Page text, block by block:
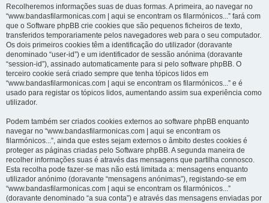
Recolheremos informações suas de duas formas. A primeira, ao navegar no
“www.bandasfilarmonicas.com | aqui se encontram os filarmónicos...” fará com
que o Software phpBB crie cookies que são pequenos ficheiros de texto,
transferidos temporariamente pelos navegadores web para o seu computador.
Os dois primeiros cookies têm a identificação do utilizador (doravante
denominado “user-id”) e um identificador de sessão anónima (doravante
“session-id”), assinado automaticamente para si pelo software phpBB. O
terceiro cookie será criado sempre que tenha tópicos lidos em
“www.bandasfilarmonicas.com | aqui se encontram os filarmónicos...” e é
usado para registar os tópicos lidos, aumentando assim sua experiência como
utilizador.
Podem também ser criados cookies externos ao software phpBB enquanto
navegar no “www.bandasfilarmonicas.com | aqui se encontram os
filarmónicos...”, ainda que estes sejam externos o âmbito destes cookies é
proteger as páginas criadas pelo Software phpBB. A segunda maneira de
recolher informações suas é através das mensagens que partilha connosco.
Esta recolha pode fazer-se mas não está limitada a: mensagens enquanto
utilizador anónimo (doravante “mensagens anónimas”), registando-se em
“www.bandasfilarmonicas.com | aqui se encontram os filarmónicos...”
(doravante denominado “a sua conta”) e através das mensagens enviadas por